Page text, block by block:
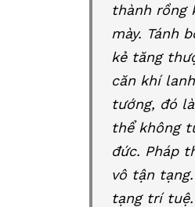
thành rồng
mày. Tánh
kẻ tăng
căn khí
tướng, đó
thể không
đức. Pháp
vô tận
tạng trí tuệ.